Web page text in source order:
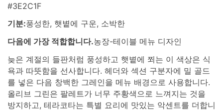
#3E2C1F
기분:풍성한, 햇볕에 구운, 소박한
다음에 가장 적합합니다.농장-테이블 메뉴 디자인
늦은 계절의 들판처럼 풍성하고 햇볕에 쬐는 이 색상은 식
욕과 따뜻함을 선사합니다. 헤더와 섹션 구분자에 밀 골드
를 넣은 다음 창백한 그레인을 메뉴 배경으로 사용합니다.
올리브 그린은 팔레트가 너무 주황색으로 느껴지는 것을
방지하고, 테라코타는 특별 요리에 맛있는 악센트를 더합니